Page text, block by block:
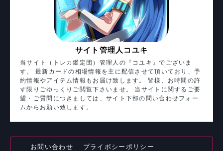
サイト管理人コユキ
当サイト（トレカ鑑定団）管理人の『コユキ』でございま
す。 最新カードの相場情報を主に配信させて頂いており、予
約情報やアイテム情報もお届け致します。 皆様、お時間の許
す限りごゆっくりご閲覧下さいませ。 当サイトに関するご要
望・ご質問につきましては、サイト下部の問い合わせフォー
ムからお願い致します。
お問い合わせ プライボシーポリシー